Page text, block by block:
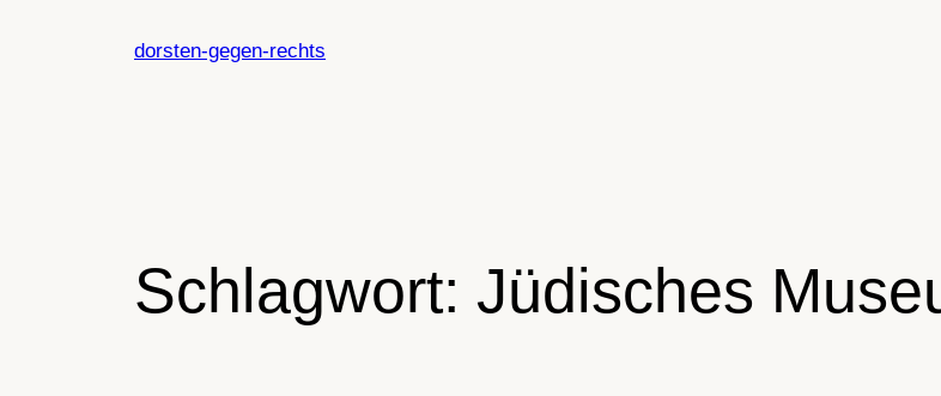
dorsten-gegen-rechts
Schlagwort: Jüdisches